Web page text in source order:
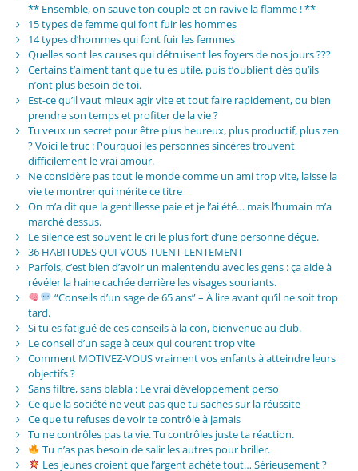
** Ensemble, on sauve ton couple et on ravive la flamme ! **
15 types de femme qui font fuir les hommes
14 types d’hommes qui font fuir les femmes
Quelles sont les causes qui détruisent les foyers de nos jours ???
Certains t’aiment tant que tu es utile, puis t’oublient dès qu’ils
n’ont plus besoin de toi.
Est-ce qu’il vaut mieux agir vite et tout faire rapidement, ou bien
prendre son temps et profiter de la vie ?
Tu veux un secret pour être plus heureux, plus productif, plus zen
? Voici le truc : Pourquoi les personnes sincères trouvent
difficilement le vrai amour.
Ne considère pas tout le monde comme un ami trop vite, laisse la
vie te montrer qui mérite ce titre
On m’a dit que la gentillesse paie et je l’ai été… mais l’humain m’a
marché dessus.
Le silence est souvent le cri le plus fort d’une personne déçue.
36 HABITUDES QUI VOUS TUENT LENTEMENT
Parfois, c’est bien d’avoir un malentendu avec les gens : ça aide à
révéler la haine cachée derrière les visages souriants.
“Conseils d’un sage de 65 ans” – À lire avant qu’il ne soit trop
tard.
Si tu es fatigué de ces conseils à la con, bienvenue au club.
Le conseil d’un sage à ceux qui courent trop vite
Comment MOTIVEZ-VOUS vraiment vos enfants à atteindre leurs
objectifs ?
Sans filtre, sans blabla : Le vrai développement perso
Ce que la société ne veut pas que tu saches sur la réussite
Ce que tu refuses de voir te contrôle à jamais
Tu ne contrôles pas ta vie. Tu contrôles juste ta réaction.
Tu n’as pas besoin de salir les autres pour briller.
Les jeunes croient que l’argent achète tout… Sérieusement ?